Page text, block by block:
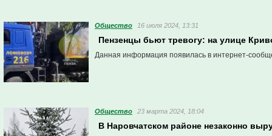
Общество 16 июля 2024, 13:31
Пензенцы бьют тревогу: на улице
Данная информация появилась в интернет-
Общество 23 марта 2024, 18:04
В Наровчатском районе незаконно